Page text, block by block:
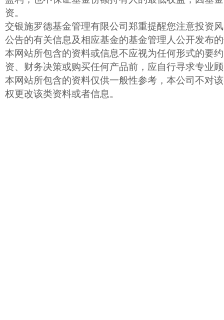
资。
交银施罗德基金管理有限公司郑重提醒您注意投资
公告的有关信息及相应基金的基金管理人公开发布
本网站所包含的资料或信息不应视为任何形式的要
资、财务决策或购买任何产品前，应自行寻求专业
本网站所包含的资料仅供一般性参考，本公司不对
权更改该类资料或者信息。